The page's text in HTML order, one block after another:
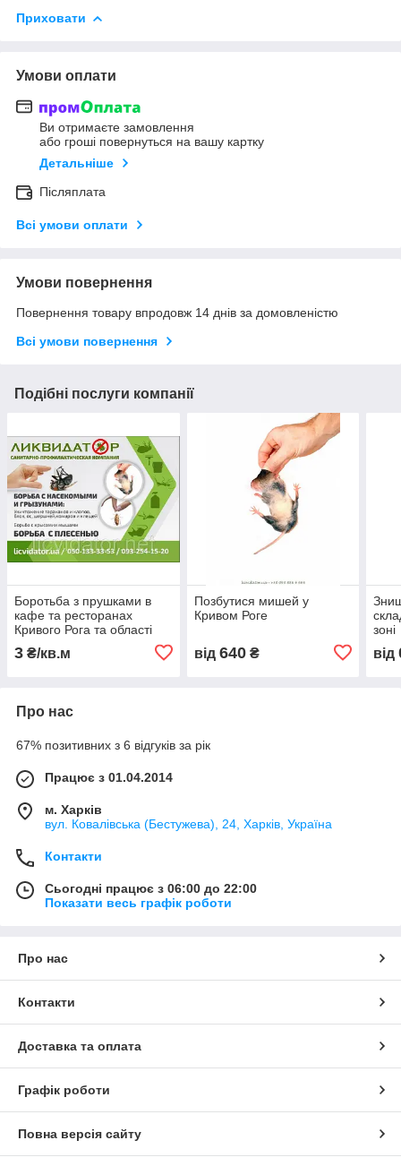
Приховати
Умови оплати
Ви отримаєте замовлення
або гроші повернуться на вашу картку
Детальніше
Післяплата
Всі умови оплати
Умови повернення
Повернення товару впродовж 14 днів за домовленістю
Всі умови повернення
Подібні послуги компанії
Боротьба з прушками в
кафе та ресторанах
Кривого Рога та області
3 ₴/кв.м
Позбутися мишей у
Кривом Роге
від 640₴
зоні
від
Про нас
67% позитивних з 6 відгуків за рік
Працює з 01.04.2014
м. Харків
вул. Ковалівська (Бестужева), 24, Харків, Україна
Контакти
Сьогодні працює з 06:00 до 22:00
Показати весь графік роботи
Про нас
Контакти
Доставка та оплата
Графік роботи
Повна версія сайту